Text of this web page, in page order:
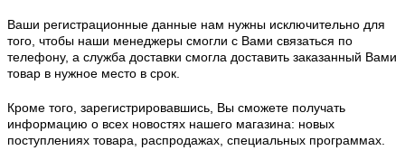
Ваши регистрационные данные нам нужны исключительно для
того, чтобы наши менеджеры смогли с Вами связаться по
телефону, а служба доставки смогла доставить заказанный Вами
товар в нужное место в срок.
Кроме того, зарегистрировавшись, Вы сможете получать
информацию о всех новостях нашего магазина: новых
поступлениях товара, распродажах, специальных программах.